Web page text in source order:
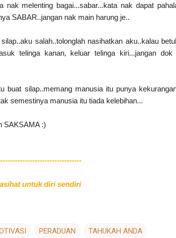
nak melenting bagai...sabar...kata nak dapat
SABAR..jangan nak main harung je..
salah..tolonglah nasihatkan aku..kalau
telinga kanan, keluar telinga kiri...jangan dok
buat silap..memang manusia itu punya
semestinya manusia itu tiada kelebihan...
SAKSAMA :)
untuk diri sendiri
PERADUAN TAHUKAH ANDA